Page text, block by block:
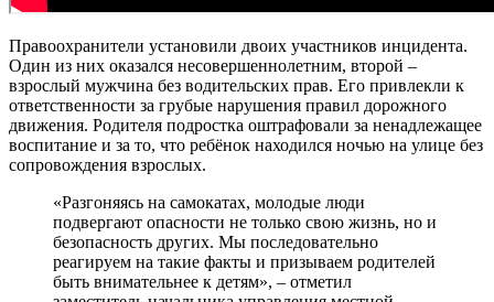
Правоохранители установили двоих участников инцидента.
Один из них оказался несовершеннолетним, второй –
взрослый мужчина без водительских прав. Его привлекли к
ответственности за грубые нарушения правил дорожного
движения. Родителя подростка оштрафовали за ненадлежащее
воспитание и за то, что ребёнок находился ночью на улице без
сопровождения взрослых.
«Разгоняясь на самокатах, молодые люди
подвергают опасности не только свою жизнь, но и
безопасность других. Мы последовательно
реагируем на такие факты и призываем родителей
быть внимательнее к детям», – отметил